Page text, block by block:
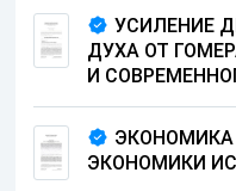
УСИЛЕНИЕ
ДУХА ОТ
И
ЭКОНОМИКА
ЭКОНОМИКИ